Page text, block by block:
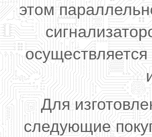
этом
Для
следующие